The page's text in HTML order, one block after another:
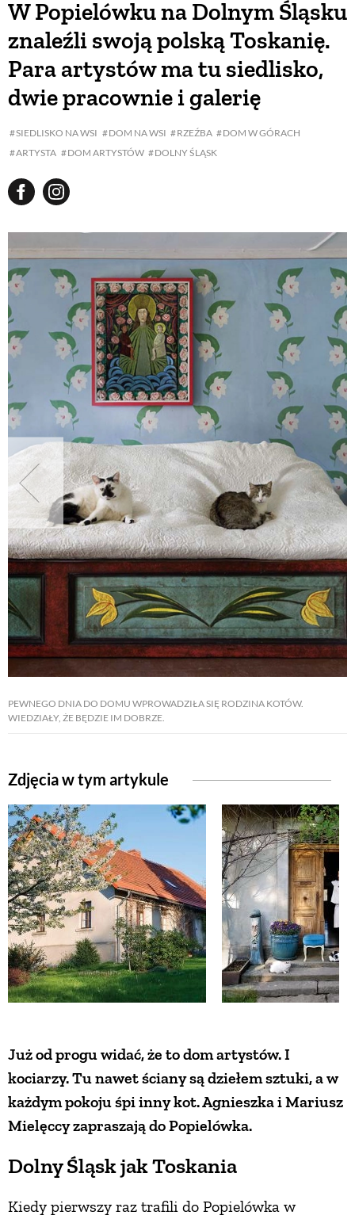
W Popielówku na Dolnym Śląsku
znaleźli swoją polską Toskanię.
Para artystów ma tu siedlisko,
dwie pracownie i galerię
SIEDLISKO NA WSI DOM NA WSI RZEŹBA
DOM W GÓRACH
ARTYSTA
DOM ARTYSTÓW DOLNY ŚLĄSK
PEWNEGO DNIA DO DOMU WPROWADZIŁA SIĘ RODZINA KOTÓW.
WIEDZIAŁY, ŻE BĘDZIE IM DOBRZE.
Zdjęcia w tym artykule
Już od progu widać, że to dom artystów. I
kociarzy. Tu nawet ściany są dziełem sztuki, a w
każdym pokoju śpi inny kot. Agnieszka i Mariusz
Mielęccy zapraszają do Popielówka.
Dolny Śląsk jak Toskania
Kiedy pierwszy raz trafili do Popielówka w
BUDUJEMY DOM
OGRÓD
WARZYWA I OWOCE
PORADY
ZIELEŃ W DOMU
PROJEKTOWANIE OGRODU
NATURALNIE
URODA
NATURALNA APTECZKA
DLA DOMU
EKO ŻYCIE
PRZYRODA
ZWIERZĘTA DOMOWE
KRAJOBRAZ
RĘKODZIEŁO
RZEMIOSŁO
ZWYCZAJE
ZRÓB TO SAM
PRZEPISY
PRZYSTAWKI